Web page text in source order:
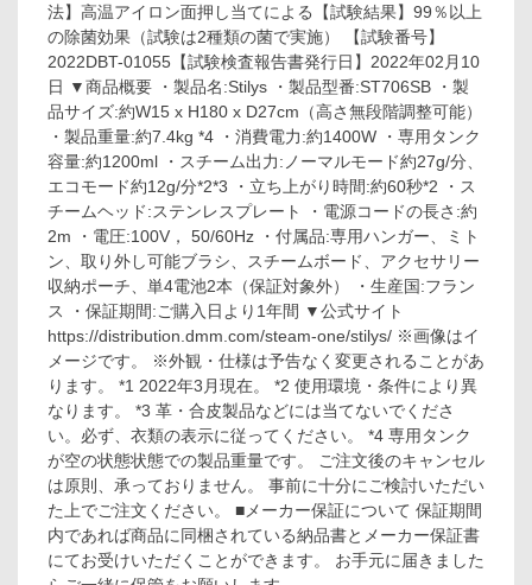
法】高温アイロン面押し当てによる【試験結果】99％以上
の除菌効果（試験は2種類の菌で実施） 【試験番号】
2022DBT-01055【試験検査報告書発行日】2022年02月10
日 ▼商品概要 ・製品名:Stilys ・製品型番:ST706SB ・製
品サイズ:約W15 x H180 x D27cm（高さ無段階調整可能）
・製品重量:約7.4kg *4 ・消費電力:約1400W ・専用タンク
容量:約1200ml ・スチーム出力:ノーマルモード約27g/分、
エコモード約12g/分*2*3 ・立ち上がり時間:約60秒*2 ・ス
チームヘッド:ステンレスプレート ・電源コードの長さ:約
2m ・電圧:100V， 50/60Hz ・付属品:専用ハンガー、ミト
ン、取り外し可能ブラシ、スチームボード、アクセサリー
収納ポーチ、単4電池2本（保証対象外） ・生産国:フラン
ス ・保証期間:ご購入日より1年間 ▼公式サイト
https://distribution.dmm.com/steam-one/stilys/ ※画像はイ
メージです。 ※外観・仕様は予告なく変更されることがあ
ります。 *1 2022年3月現在。 *2 使用環境・条件により異
なります。 *3 革・合皮製品などには当てないでくださ
い。必ず、衣類の表示に従ってください。 *4 専用タンク
が空の状態状態での製品重量です。 ご注文後のキャンセル
は原則、承っておりません。 事前に十分にご検討いただい
た上でご注文ください。 ■メーカー保証について 保証期間
内であれば商品に同梱されている納品書とメーカー保証書
にてお受けいただくことができます。 お手元に届きました